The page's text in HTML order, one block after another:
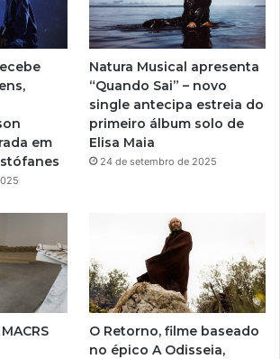
e
g
r
a
m
em
Natura Musical apresenta
“Quando Sai” – novo
single antecipa estreia do
primeiro álbum solo de
Elisa Maia
24 de setembro de 2025
O Retorno, filme baseado
no épico A Odisseia,